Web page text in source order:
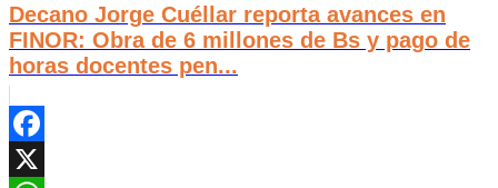
Decano Jorge Cuéllar reporta avances en
FINOR: Obra de 6 millones de Bs y pago de
horas docentes pen...
Facebook